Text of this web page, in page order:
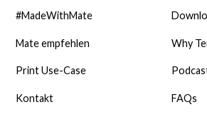
#MadeWithMate
Mate empfehlen
Print Use-Case
Kontakt
Why
FAQs